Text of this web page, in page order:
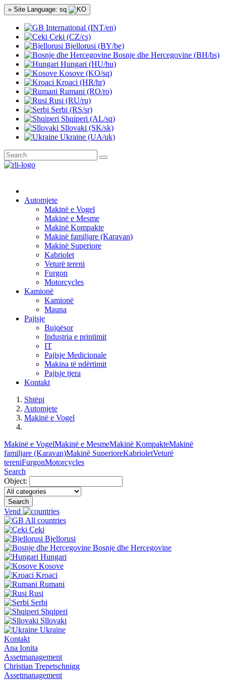
» Site Language: sq
International (INT/en)
Çeki (CZ/cs)
Bjellorusi (BY/be)
Bosnje dhe Hercegovine (BH/bs)
Hungari (HU/hu)
Kosove (KO/sq)
Kroaci (HR/hr)
Rumani (RO/ro)
Rusi (RU/ru)
Serbi (RS/sr)
Shqiperi (AL/sq)
Sllovaki (SK/sk)
Ukraine (UA/uk)
Automjete
Makinë e Vogel
Makinë e Mesme
Makinë Kompakte
Makinë familjare (Karavan)
Makinë Superiore
Kabriolet
Veturë tereni
Furgon
Motorcycles
Kamionë
Kamionë
Mauna
Pajisje
Bujqësor
Industria e printimit
IT
Pajisje Medicionale
Makina të ndërtimit
Pajisje tjera
Kontakt
Shtëpi
Automjete
Makinë e Vogel
Makinë e VogelMakinë e MesmeMakinë KompakteMakinë
familjare (Karavan)Makinë SuperioreKabrioletVeturë
tereniFurgonMotorcycles
Search
Object:
Search
Vend
All countries
Çeki
Bjellorusi
Bosnje dhe Hercegovine
Hungari
Kosove
Kroaci
Rumani
Rusi
Serbi
Shqiperi
Sllovaki
Ukraine
Kontakt
Ana Ionita
Assetmanagement
Christian Trepetschnigg
Assetmanagement